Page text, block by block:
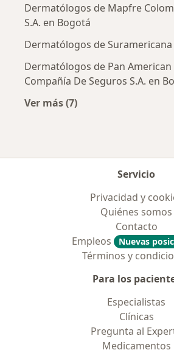
Dermatólogos de Mapfre
S.A. en Bogotá
Dermatólogos de Suramericana
Dermatólogos de Pan
Compañía De Seguros S.A. en
Ver más (7)
Servicio
Privacidad y
Quiénes somos
Contacto
Empleos
Nuevas
Términos y
Para los
Especialistas
Clínicas
Pregunta al
Medicamentos